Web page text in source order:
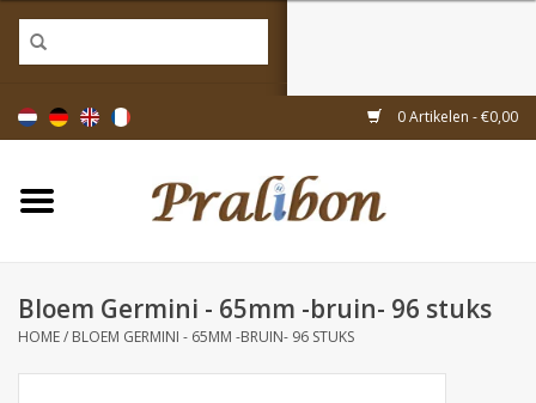
0 Artikelen - €0,00
Home
Doosjes
Linten & decoratie
Bloem Germini - 65mm -bruin- 96 stuks
HOME/ BLOEM GERMINI - 65MM -BRUIN- 96 STUKS